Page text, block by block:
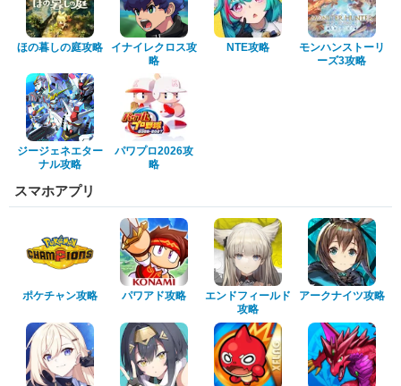
ほの暮しの庭攻略
イナイレクロス攻
略
NTE攻略
モンハンストーリ
ーズ3攻略
ジージェネエター
ナル攻略
パワプロ2026攻
略
スマホアプリ
ポケチャン攻略 パワアド攻略
エンドフィールド
攻略
アークナイツ攻略